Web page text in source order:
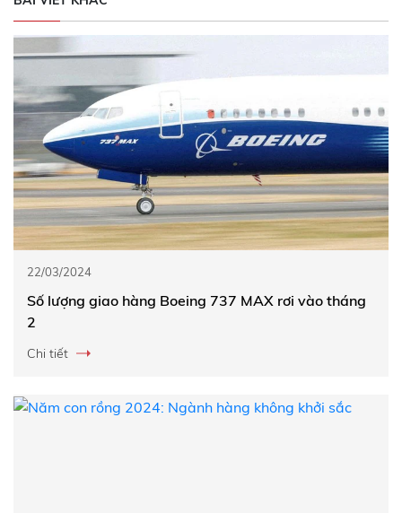
22/03/2024
Số lượng giao hàng Boeing 737 MAX rơi vào tháng
2
Chi tiết